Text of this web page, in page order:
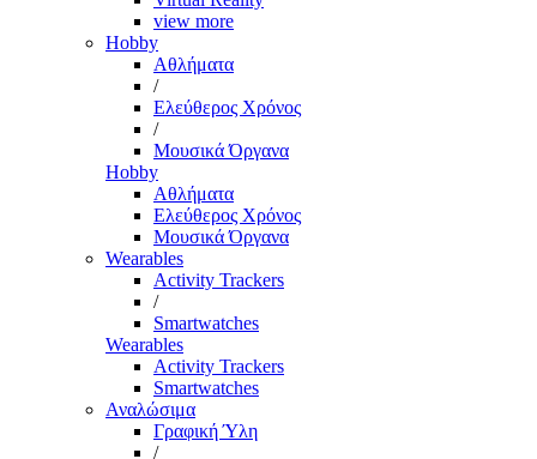
view more
Hobby
Αθλήματα
/
Ελεύθερος Χρόνος
/
Μουσικά Όργανα
Hobby
Αθλήματα
Ελεύθερος Χρόνος
Μουσικά Όργανα
Wearables
Activity Trackers
/
Smartwatches
Wearables
Activity Trackers
Smartwatches
Αναλώσιμα
Γραφική Ύλη
/